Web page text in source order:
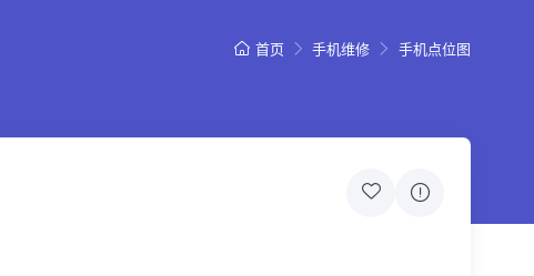
首页 手机维修 手机点位图